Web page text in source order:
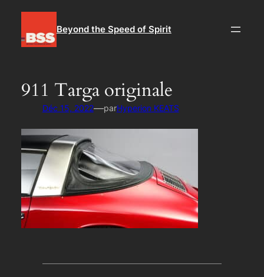
contenu
Beyond the Speed of Spirit
911 Targa originale
Déc 15, 2022—parHyperion KEATS